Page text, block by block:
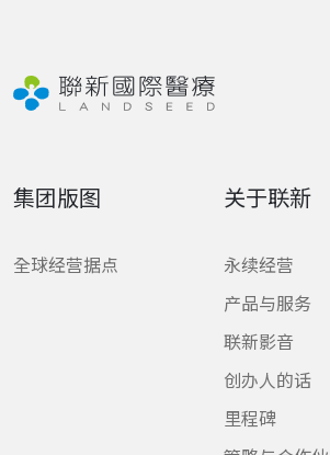
集团版图
全球经营据点
关于联新
永续经营
产品与服务
联新影音
创办人的话
里程碑